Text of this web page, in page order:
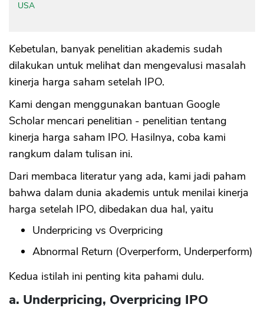
USA
Kebetulan, banyak penelitian akademis sudah
dilakukan untuk melihat dan mengevalusi masalah
kinerja harga saham setelah IPO.
Kami dengan menggunakan bantuan Google
Scholar mencari penelitian - penelitian tentang
kinerja harga saham IPO. Hasilnya, coba kami
rangkum dalam tulisan ini.
Dari membaca literatur yang ada, kami jadi paham
bahwa dalam dunia akademis untuk menilai kinerja
harga setelah IPO, dibedakan dua hal, yaitu
Underpricing vs Overpricing
Abnormal Return (Overperform, Underperform)
Kedua istilah ini penting kita pahami dulu.
a. Underpricing, Overpricing IPO